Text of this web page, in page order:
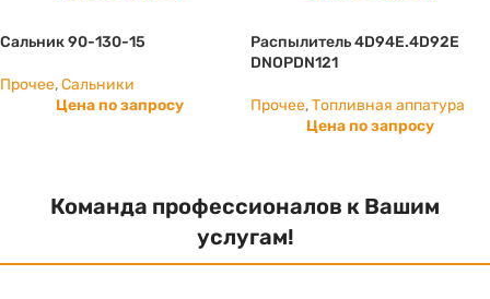
Сальник 90-130-15
Прочее,Сальники
Цена по запросу
Распылитель 4D94E.4D92E
DNOPDN121
Прочее,Топливная аппатура
Цена по запросу
Команда профессионалов к Вашим
услугам!